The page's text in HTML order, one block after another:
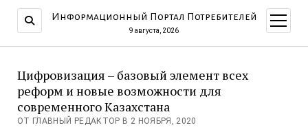
Информационный Портал Потребителей
9 августа, 2026
меню
Цифровизация – базовый элемент всех
реформ и новые возможности для
современного Казахстана
ОТ ГЛАВНЫЙ РЕДАКТОР В 2 НОЯБРЯ, 2020